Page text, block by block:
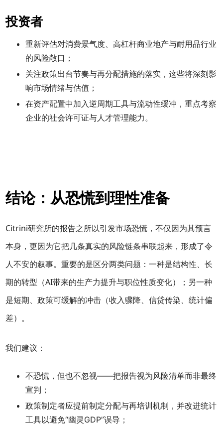
投资者
重新评估对消费景气度、高杠杆商业地产与耐用品行业
的风险敞口；
关注政策出台节奏与再分配措施的落实，这些将深刻影
响市场情绪与估值；
在资产配置中加入逆周期工具与流动性缓冲，重点考察
企业的社会许可证与人才管理能力。
结论：从恐慌到理性准备
Citrini研究所的报告之所以引发市场恐慌，不仅因为其预言
本身，更因为它把几条真实的风险链条串联起来，形成了令
人不安的叙事。重要的是区分两类问题：一种是结构性、长
期的转型（AI带来的生产力提升与职位性质变化）；另一种
是短期、政策可缓解的冲击（收入骤降、信贷传染、统计偏
差）。
我们建议：
不恐慌，但也不忽视——把报告视为风险清单而非最终
宣判；
政策制定者应提前制定分配与再培训机制，并改进统计
工具以避免“幽灵GDP”误导；